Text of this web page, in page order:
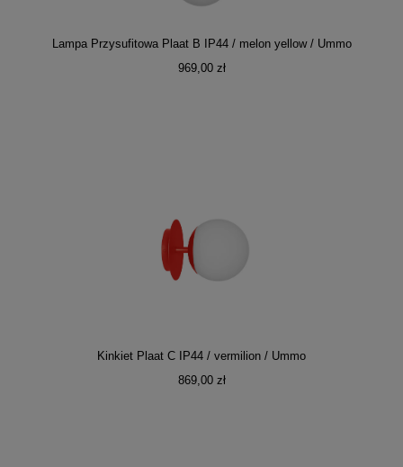
Lampa Przysufitowa Plaat B IP44 / melon yellow / Ummo
969,00 zł
Kinkiet Plaat C IP44 / vermilion / Ummo
869,00 zł